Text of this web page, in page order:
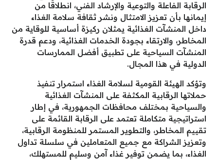
الرقابة الفاعلة والتوعية والإرشاد الفني، انطلاقًا من
إيمانها بأن تعزيز الامتثال ونشر ثقافة سلامة الغذاء
داخل المنشآت الغذائية يمثلان ركيزة أساسية للوقاية من
المخاطر، والارتقاء بجودة الخدمات الغذائية، ودعم قدرة
المنشآت السياحية على تطبيق أفضل الممارسات
الدولية في هذا المجال.
وتؤكد الهيئة القومية لسلامة الغذاء استمرار تنفيذ
حملاتها الرقابية المكثفة على المنشآت الغذائية
والسياحية بمختلف محافظات الجمهورية، في إطار
استراتيجية متكاملة تعتمد على الرقابة القائمة على
تقييم المخاطر، والتطوير المستمر للمنظومة الرقابية،
وتعزيز الشراكة مع جميع المتعاملين في سلسلة تداول
الغذاء، بما يضمن توفير غذاء آمن وسليم للمستهلك،